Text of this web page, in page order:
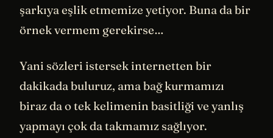
şarkıya eşlik etmemize yetiyor. Buna da bir
örnek vermem gerekirse…
Yani sözleri istersek internetten bir
dakikada buluruz, ama bağ kurmamızı
biraz da o tek kelimenin basitliği ve yanlış
yapmayı çok da takmamız sağlıyor.